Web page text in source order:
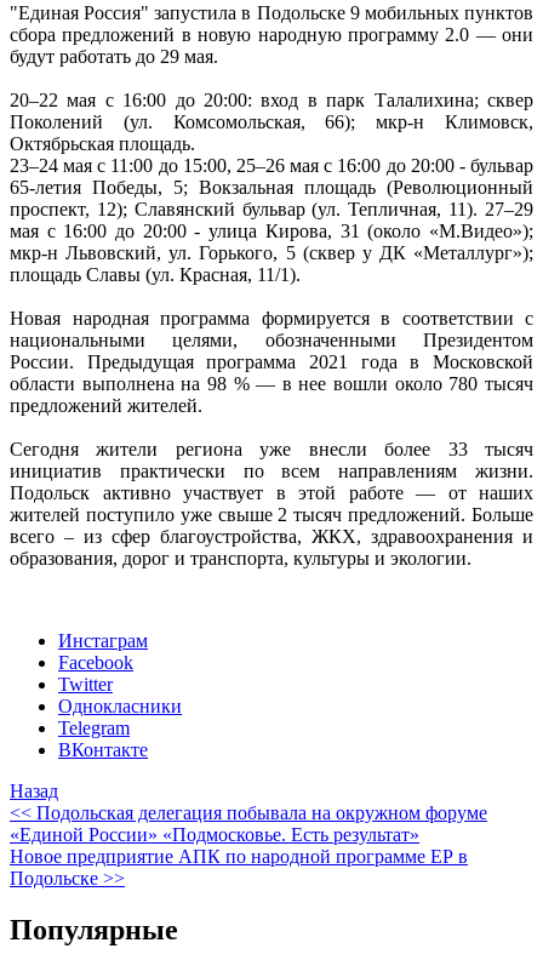
"Единая Россия" запустила в Подольске 9 мобильных пунктов
сбора предложений в новую народную программу 2.0 — они
будут работать до 29 мая.
20–22 мая с 16:00 до 20:00: вход в парк Талалихина; сквер
Поколений (ул. Комсомольская, 66); мкр-н Климовск,
Октябрьская площадь.
23–24 мая с 11:00 до 15:00, 25–26 мая с 16:00 до 20:00 - бульвар
65-летия Победы, 5; Вокзальная площадь (Революционный
проспект, 12); Славянский бульвар (ул. Тепличная, 11). 27–29
мая с 16:00 до 20:00 - улица Кирова, 31 (около «М.Видео»);
мкр-н Львовский, ул. Горького, 5 (сквер у ДК «Металлург»);
площадь Славы (ул. Красная, 11/1).
Новая народная программа формируется в соответствии с
национальными целями, обозначенными Президентом
России. Предыдущая программа 2021 года в Московской
области выполнена на 98 % — в нее вошли около 780 тысяч
предложений жителей.
Сегодня жители региона уже внесли более 33 тысяч
инициатив практически по всем направлениям жизни.
Подольск активно участвует в этой работе — от наших
жителей поступило уже свыше 2 тысяч предложений. Больше
всего – из сфер благоустройства, ЖКХ, здравоохранения и
образования, дорог и транспорта, культуры и экологии.
Инстаграм
Facebook
Twitter
Однокласники
Telegram
ВКонтакте
Назад
<< Подольская делегация побывала на окружном форуме
«Единой России» «Подмосковье. Есть результат»
Новое предприятие АПК по народной программе ЕР в
Подольске >>
Популярные